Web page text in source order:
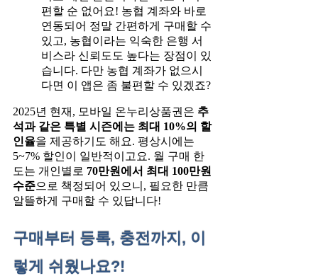
편할 순 없어요! 농협 계좌와 바로
연동되어 정말 간편하게 구매할 수
있고, 농협이라는 익숙한 은행 서
비스라 신뢰도도 높다는 장점이 있
습니다. 다만 농협 계좌가 없으시
다면 이 앱은 좀 불편할 수 있겠죠?
2025년 현재, 모바일 온누리상품권은 추
석과 같은 특별 시즌에는 최대 10%의 할
인율을 제공하기도 해요. 평상시에는
5~7% 할인이 일반적이고요. 월 구매 한
도는 개인별로 70만원에서 최대 100만원
수준으로 책정되어 있으니, 필요한 만큼
알뜰하게 구매할 수 있답니다!
구매부터 등록, 충전까지, 이
렇게 쉬웠나요?!